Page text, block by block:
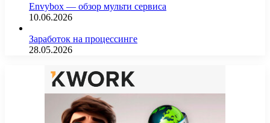
Envybox — обзор мульти сервиса
10.06.2026
Заработок на процессинге
28.05.2026